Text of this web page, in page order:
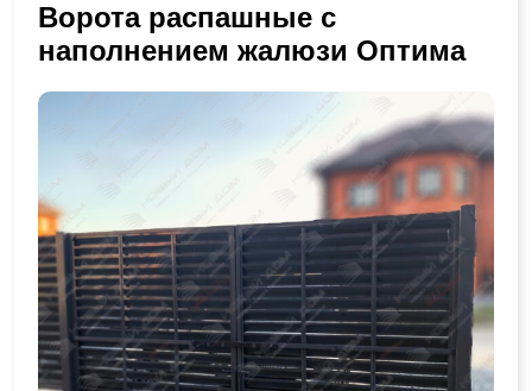
Ворота распашные с
наполнением жалюзи Оптима